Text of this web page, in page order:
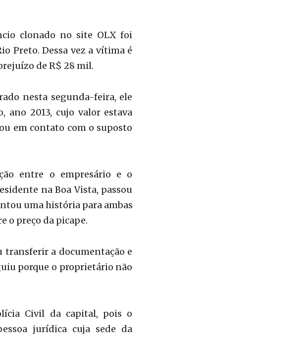
clonado no site OLX foi
Preto. Dessa vez a vítima é
de R$ 28 mil.
nesta segunda-feira, ele
ano 2013, cujo valor estava
em contato com o suposto
entre o empresário e o
na Boa Vista, passou
uma história para ambas
o preço da picape.
a documentação e
porque o proprietário não
Civil da capital, pois o
jurídica cuja sede da